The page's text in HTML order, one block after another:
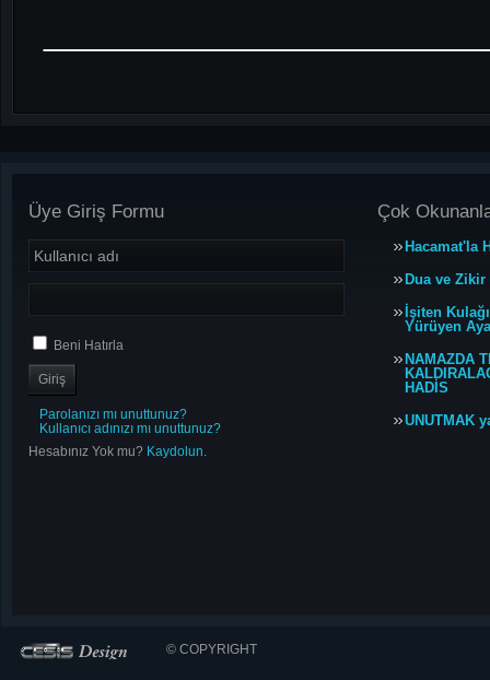
Üye Giriş Formu
Beni Hatırla
Parolanızı mı unuttunuz?
Kullanıcı adınızı mı unuttunuz?
Hesabınız Yok mu? Kaydolun.
Çok
Hacamat'la
Dua ve
İşiten
Yürüyen
NAMAZDA
HADİS
UNUTMAK
© COPYRIGHT